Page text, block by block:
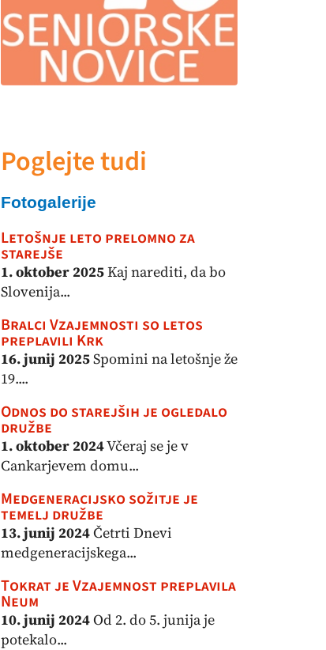
Poglejte tudi
Fotogalerije
Letošnje leto prelomno za
starejše
1. oktober 2025Kaj narediti, da bo
Slovenija...
Bralci Vzajemnosti so letos
preplavili Krk
16. junij 2025Spomini na letošnje že
19....
Odnos do starejših je ogledalo
družbe
1. oktober 2024Včeraj se je v
Cankarjevem domu...
Medgeneracijsko sožitje je
temelj družbe
13. junij 2024Četrti Dnevi
medgeneracijskega...
Tokrat je Vzajemnost preplavila
Neum
10. junij 2024Od 2. do 5. junija je
potekalo...